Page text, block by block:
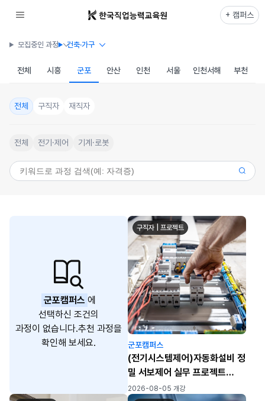
+ 캠퍼스
모집중인 과정 건축·가구
전체 시흥 군포 안산 인천 서울 인천서해 부천
전체 구직자 재직자
전체 전기·제어 기계·로봇
군포캠퍼스 에
선택하신 조건의
과정이 없습니다.추천 과정을
확인해 보세요.
구직자 | 프로젝트
군포캠퍼스
(전기시스템제어)자동화설비 정
밀 서보제어 실무 프로젝트
(PLC/HMI/시퀸스)-A
2026-08-05 개강